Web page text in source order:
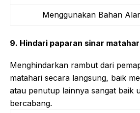
Menggunakan Bahan
9. Hindari paparan sinar
Menghindarkan rambut dari
matahari secara langsung, baik
atau penutup lainnya sangat baik
bercabang.